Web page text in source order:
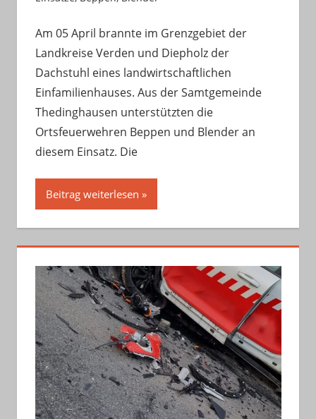
Am 05 April brannte im Grenzgebiet der
Landkreise Verden und Diepholz der
Dachstuhl eines landwirtschaftlichen
Einfamilienhauses. Aus der Samtgemeinde
Thedinghausen unterstützten die
Ortsfeuerwehren Beppen und Blender an
diesem Einsatz. Die
Beitrag weiterlesen